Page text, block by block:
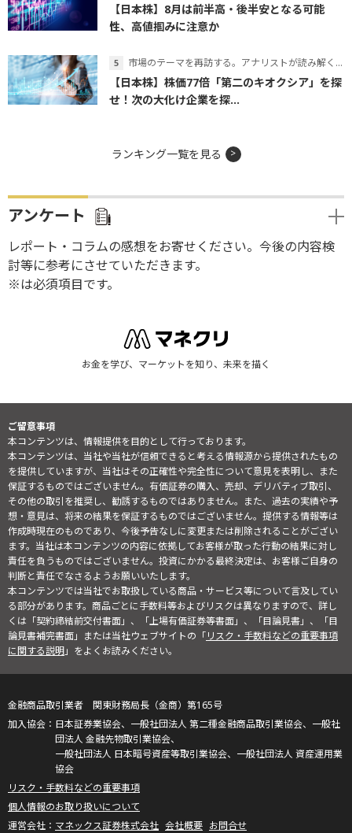
【日本株】8月は前半高・後半安となる可能
性、高値掴みに注意か
市場のテーマを再訪する。アナリストが読み解くテーマの本質
【日本株】株価77倍「第二のキオクシア」を探
せ！次の大化け企業を探...
ランキング一覧を見る
アンケート
レポート・コラムの感想をお寄せください。今後の内容検
討等に参考にさせていただきます。
※は必須項目です。
お金を学び、マーケットを知り、未来を描く
ご留意事項
本コンテンツは、情報提供を目的として行っております。
本コンテンツは、当社や当社が信頼できると考える情報源から提供されたもの
を提供していますが、当社はその正確性や完全性について意見を表明し、また
保証するものではございません。有価証券の購入、売却、デリバティブ取引、
その他の取引を推奨し、勧誘するものではありません。また、過去の実績や予
想・意見は、将来の結果を保証するものではございません。提供する情報等は
作成時現在のものであり、今後予告なしに変更または削除されることがござい
ます。当社は本コンテンツの内容に依拠してお客様が取った行動の結果に対し
責任を負うものではございません。投資にかかる最終決定は、お客様ご自身の
判断と責任でなさるようお願いいたします。
本コンテンツでは当社でお取扱している商品・サービス等について言及してい
る部分があります。商品ごとに手数料等およびリスクは異なりますので、詳し
くは「契約締結前交付書面」、「上場有価証券等書面」、「目論見書」、「目
論見書補完書面」または当社ウェブサイトの「リスク・手数料などの重要事項
に関する説明」をよくお読みください。
金融商品取引業者 関東財務局長（金商）第165号
日本証券業協会、一般社団法人 第二種金融商品取引業協会、一般社
団法人 金融先物取引業協会、
一般社団法人 日本暗号資産等取引業協会、一般社団法人 資産運用業
協会
リスク・手数料などの重要事項
個人情報のお取り扱いについて
マネックス証券株式会社 会社概要 お問合せ